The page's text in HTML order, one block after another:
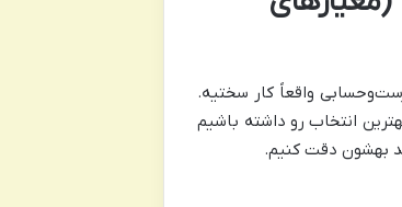
واقعاً کار سختیه.
انتخاب رو داشته باشیم
بهشون دقت کنیم.